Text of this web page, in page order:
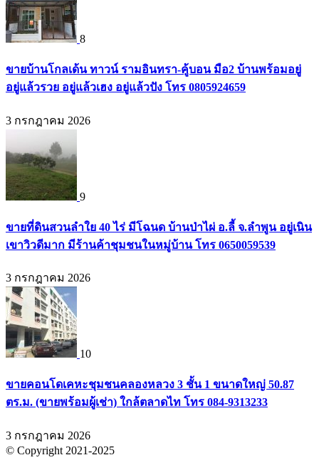
8
ขายบ้านโกลเด้น ทาวน์ รามอินทรา-คู้บอน มือ2 บ้านพร้อมอยู่
อยู่แล้วรวย อยู่แล้วเฮง อยู่แล้วปัง โทร 0805924659
3 กรกฎาคม 2026
9
ขายที่ดินสวนลำใย 40 ไร่ มีโฉนด บ้านป่าไผ่ อ.ลี้ จ.ลำพูน อยู่เนิน
เขาวิวดีมาก มีร้านค้าชุมชนในหมู่บ้าน โทร 0650059539
3 กรกฎาคม 2026
10
ขายคอนโดเคหะชุมชนคลองหลวง 3 ชั้น 1 ขนาดใหญ่ 50.87
ตร.ม. (ขายพร้อมผู้เช่า) ใกล้ตลาดไท โทร 084-9313233
3 กรกฎาคม 2026
© Copyright 2021-2025